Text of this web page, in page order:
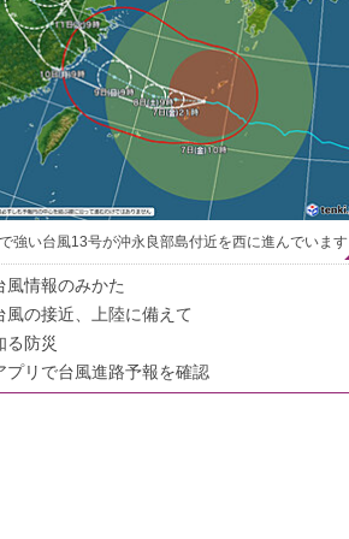
強い台風13号が沖永良部島付近を西に進んでいます
風情報のみかた
風の接近、上陸に備えて
る防災
プリで台風進路予報を確認